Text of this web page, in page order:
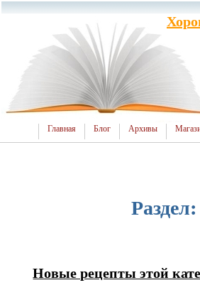
Главная Блог Архивы
Раздел:
Новые рецепты этой